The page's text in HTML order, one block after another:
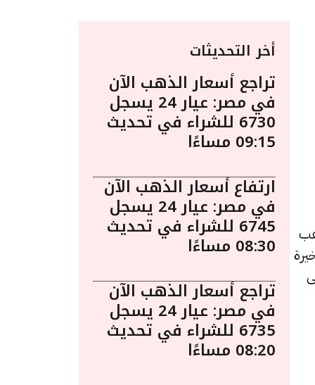
يُعد الذهب
أخر التحديثات
تراجع أسعار الذهب الآن
في مصر: عيار 24 يسجل
6730 للشراء في تحديث
09:15 مساءًا
ارتفاع أسعار الذهب الآن
في مصر: عيار 24 يسجل
6745 للشراء في تحديث
08:30 مساءًا
تراجع أسعار الذهب الآن
في مصر: عيار 24 يسجل
6735 للشراء في تحديث
08:20 مساءًا